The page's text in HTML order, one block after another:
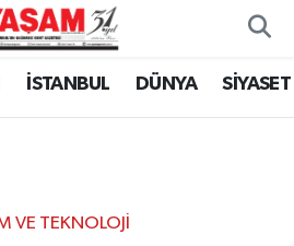
İSTANBUL DÜNYA SİYASET
VE TEKNOLOJİ